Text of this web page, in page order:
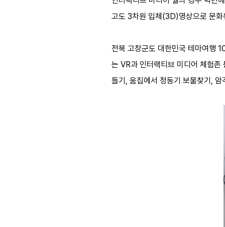
고도 3차원 입체(3D)영상으로 문
전북 고창군도 대한민국 테마여행
는 VR과 인터랙티브 미디어 체험
들기, 움집에서 청동기 보물찾기,